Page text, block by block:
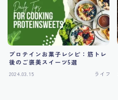
ライフ
ファッション
プロテインお菓子レシピ：筋トレ
後のご褒美スイーツ5選
2024.03.15 ライフ